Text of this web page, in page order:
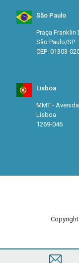
São Paulo
Praça Franklin
São Paulo/SP
CEP: 01303-
Lisboa
MMT -
Lisboa
1269-046